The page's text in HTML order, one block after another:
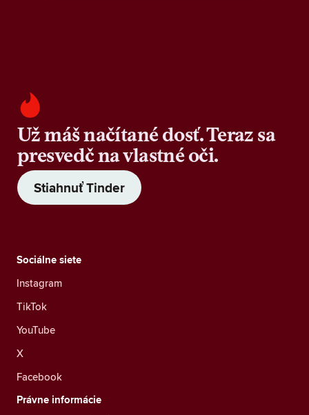
Už máš načítané dosť. Teraz sa
presvedč na vlastné oči.
Stiahnuť Tinder
Sociálne siete
Instagram
TikTok
YouTube
X
Facebook
Právne informácie